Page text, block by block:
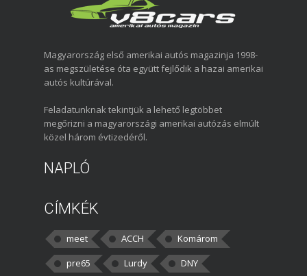
Magyarország első amerikai autós magazinja 1998-
as megszületése óta együtt fejlődik a hazai amerikai
autós kultúrával.
Feladatunknak tekintjük a lehető legtöbbet
megőrizni a magyarországi amerikai autózás elmúlt
közel három évtizedéről.
NAPLÓ
CÍMKÉK
meet ACCH
Komárom
pre65
Lurdy
DNY